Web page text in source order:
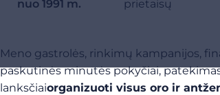
nuo 1991 m.
prietaisų
Meno gastrolės, rinkimų kampanijos,
paskutinės minutės pokyčiai,
lanksčiaiorganizuoti visus oro ir